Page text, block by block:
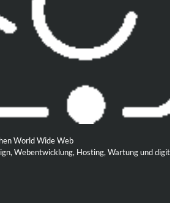
World Wide Web
Webentwicklung, Hosting, Wartung und